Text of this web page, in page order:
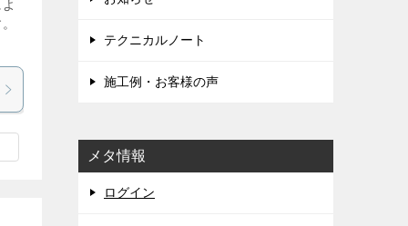
テクニカルノート
施工例・お客様の声
メタ情報
ログイン